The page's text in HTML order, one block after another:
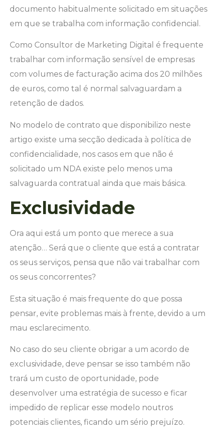
documento habitualmente solicitado em situações
em que se trabalha com informação confidencial.
Como Consultor de Marketing Digital é frequente
trabalhar com informação sensível de empresas
com volumes de facturação acima dos 20 milhões
de euros, como tal é normal salvaguardam a
retenção de dados.
No modelo de contrato que disponibilizo neste
artigo existe uma secção dedicada à política de
confidencialidade, nos casos em que não é
solicitado um NDA existe pelo menos uma
salvaguarda contratual ainda que mais básica.
Exclusividade
Ora aqui está um ponto que merece a sua
atenção… Será que o cliente que está a contratar
os seus serviços, pensa que não vai trabalhar com
os seus concorrentes?
Esta situação é mais frequente do que possa
pensar, evite problemas mais à frente, devido a um
mau esclarecimento.
No caso do seu cliente obrigar a um acordo de
exclusividade, deve pensar se isso também não
trará um custo de oportunidade, pode
desenvolver uma estratégia de sucesso e ficar
impedido de replicar esse modelo noutros
potenciais clientes, ficando um sério prejuízo.